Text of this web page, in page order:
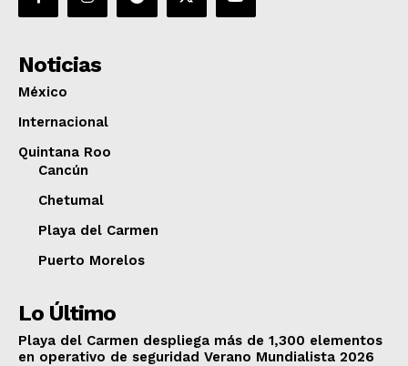
Noticias
México
Internacional
Quintana Roo
Cancún
Chetumal
Playa del Carmen
Puerto Morelos
Lo Último
Playa del Carmen despliega más de 1,300 elementos
en operativo de seguridad Verano Mundialista 2026